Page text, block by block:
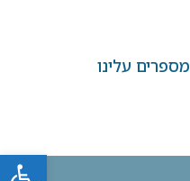
פתח
מספרים עלינו